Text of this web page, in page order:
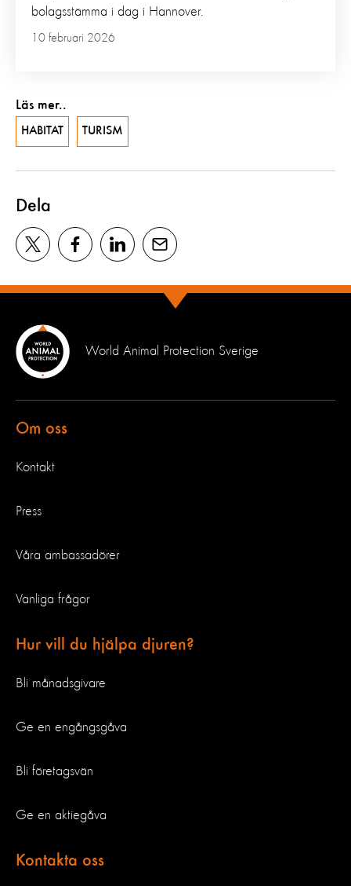
bolagsstämma i dag i Hannover.
10 februari 2026
Läs mer..
HABITAT TURISM
Dela
World Animal Protection Sverige
Om oss
Kontakt
Press
Våra ambassadörer
Vanliga frågor
Hur vill du hjälpa djuren?
Bli månadsgivare
Ge en engångsgåva
Bli företagsvän
Ge en aktiegåva
Kontakta oss